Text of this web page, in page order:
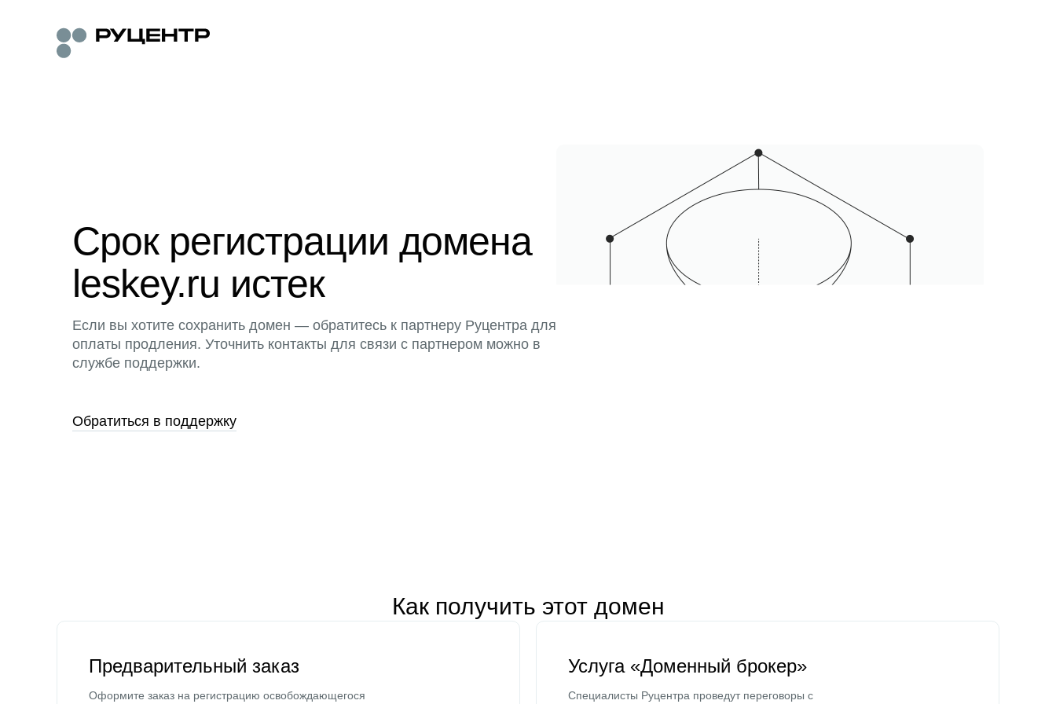
Срок регистрации домена
leskey.ru истек
Если вы хотите сохранить домен — обратитесь к партнеру Руцентра для
оплаты продления. Уточнить контакты для связи с партнером можно в
службе поддержки.
Обратиться в поддержку
Как получить этот домен
Предварительный заказ
Оформите заказ на регистрацию освобождающегося
Услуга «Доменный брокер»
Специалисты Руцентра проведут переговоры с